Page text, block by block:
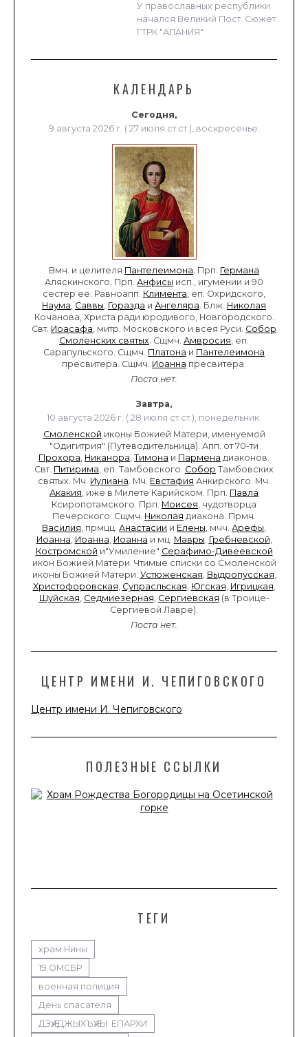
У православных республики
начался Великий Пост. Сюжет
ГТРК "АЛАНИЯ"
КАЛЕНДАРЬ
Сегодня,
9 августа 2026 г. ( 27 июля ст.ст.), воскресенье.
Вмч. и целителя Пантелеимона. Прп. Германа
Аляскинского. Прп. Анфисы исп., игумении и 90
сестер ее. Равноапп. Климента, еп. Охридского,
Наума, Саввы, Горазда и Ангеляра. Блж. Николая
Кочанова, Христа ради юродивого, Новгородского.
Свт. Иоасафа, митр. Московского и всея Руси. Собор
Смоленских святых. Сщмч. Амвросия, еп.
Сарапульского. Сщмч. Платона и Пантелеимона
пресвитера. Сщмч. Иоанна пресвитера.
Поста нет.
Завтра,
10 августа 2026 г. ( 28 июля ст.ст.), понедельник.
Смоленской иконы Божией Матери, именуемой
"Одигитрия" (Путеводительница). Апп. от 70-ти
Прохора, Никанора, Тимона и Пармена диаконов.
Свт. Питирима, еп. Тамбовского. Собор Тамбовских
святых. Мч. Иулиана. Мч. Евстафия Анкирского. Мч.
Акакия, иже в Милете Карийском. Прп. Павла
Ксиропотамского. Прп. Моисея, чудотворца
Печерского. Сщмч. Николая диакона. Прмч.
Василия, прмцц. Анастасии и Елены, мчч. Арефы,
Иоанна, Иоанна, Иоанна и мц. Мавры. Гребневской,
Костромской и"Умиление" Серафимо-Дивеевской
икон Божией Матери. Чтимые списки со Смоленской
иконы Божией Матери: Устюженская, Выдропусская,
Христофоровская, Супрасльская, Югская, Игрицкая,
Шуйская, Седмиезерная, Сергиевская (в Троице-
Сергиевой Лавре).
Поста нет.
ЦЕНТР ИМЕНИ И. ЧЕПИГОВСКОГО
Центр имени И. Чепиговского
ПОЛЕЗНЫЕ ССЫЛКИ
ТЕГИ
храм Нины
19 ОМСБР
военная полиция
День спасателя
ДЗӔУДЖЫХЪӔУЫ ЕПАРХИ